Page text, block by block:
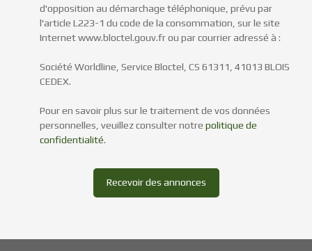
d'opposition au démarchage téléphonique, prévu par
l'article L223-1 du code de la consommation, sur le site
Internet www.bloctel.gouv.fr ou par courrier adressé à :
Société Worldline, Service Bloctel, CS 61311, 41013 BLOIS
CEDEX.
Pour en savoir plus sur le traitement de vos données
personnelles, veuillez consulter notre politique de
confidentialité.
Recevoir des annonces